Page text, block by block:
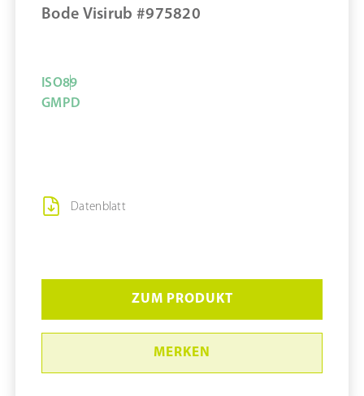
Bode Visirub #975820
Datenblatt
ISO89
GMP D
ZUM PRODUKT
MERKEN